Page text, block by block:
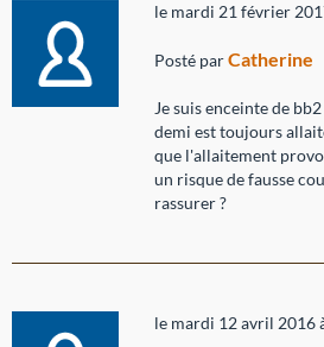
le mardi 21 février
Posté parCatherine
Je suis enceinte de
demi est toujours
que l'allaitement
un risque de fausse
rassurer ?
le mardi 12 avril 2016